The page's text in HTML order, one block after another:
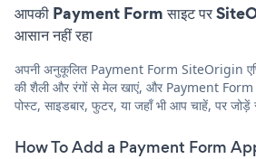
आपकी Payment Form साइट पर
आसान नहीं रहा
अपनी अनुकूलित Payment Form SiteOrigin
की शैली और रंगों से मेल खाएं, और Payment
पोस्ट, साइडबार, फुटर, या जहाँ भी आप चाहें, पर जोड़ें
How To Add a Payment Form